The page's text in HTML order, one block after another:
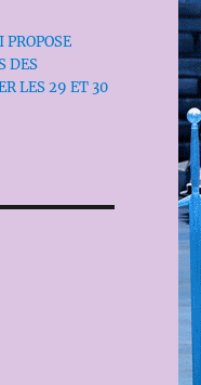
DES
LES 29 ET 30